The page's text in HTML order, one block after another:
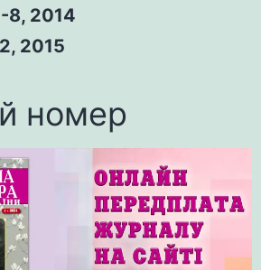
8, 2014
2015
номер